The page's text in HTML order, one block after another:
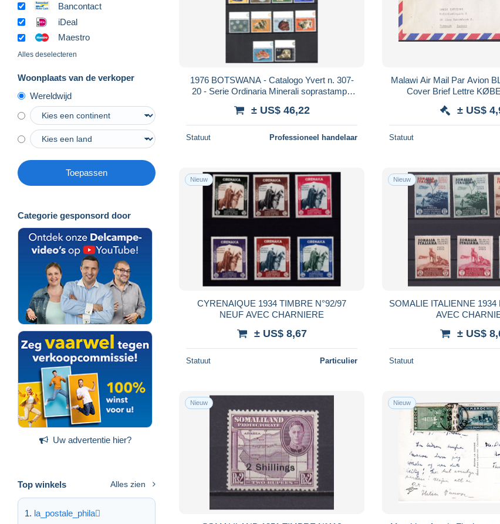
Bancontact
iDeal
Maestro
Alles deselecteren
Woonplaats van de verkoper
Wereldwijd
Toepassen
Categorie gesponsord door
Uw advertentie hier?
Top winkels Alles zien
la_postale_phila
1976 BOTSWANA - Catalogo Yvert n. 307-
20 - Serie Ordinaria Minerali soprastampa
± US$ 46,22
Statuut Professioneel handelaar
Malawi Air Mail Par Avion
Cover Brief Lettre
± US$
Statuut
Nieuw
CYRENAIQUE 1934 TIMBRE N°92/97
NEUF AVEC CHARNIERE
± US$ 8,67
Statuut Particulier
Nieuw
SOMALIE ITALIENNE 1934
AVEC
± US$
Statuut
Nieuw Nieuw